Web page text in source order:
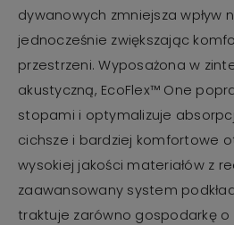
dywanowych zmniejsza wpływ
jednocześnie zwiększając
przestrzeni. Wyposażona w
akustyczną, EcoFlex™ One
stopami i optymalizuje
cichsze i bardziej komfortowe
wysokiej jakości materiałów z
zaawansowany system
traktuje zarówno gospodarkę